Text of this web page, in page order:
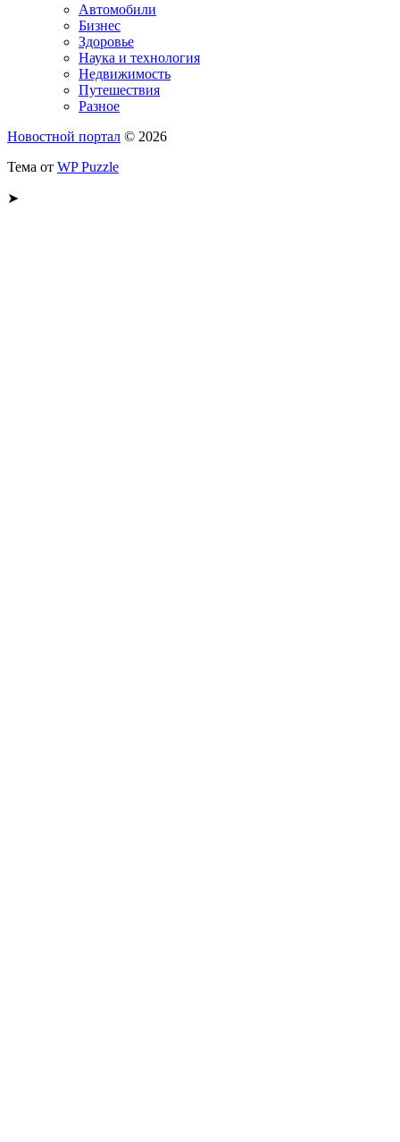
Автомобили
Бизнес
Здоровье
Наука и технология
Недвижимость
Путешествия
Разное
Новостной портал © 2026
Тема от WP Puzzle
➤